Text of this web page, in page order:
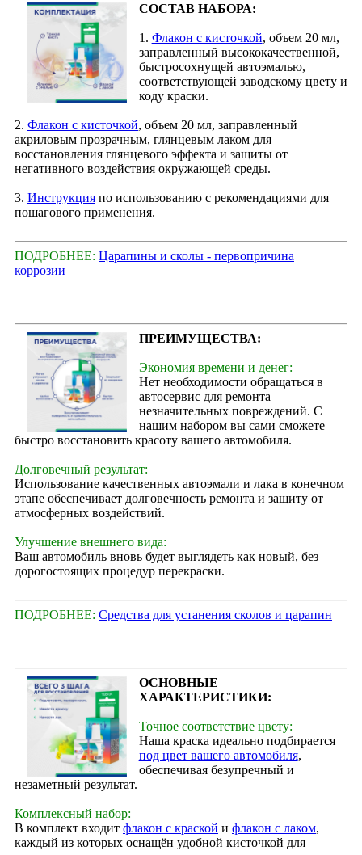
СОСТАВ НАБОРА:
1. Флакон с кисточкой, объем 20 мл,
заправленный высококачественной,
быстросохнущей автоэмалью,
соответствующей заводскому цвету и
коду краски.
2. Флакон с кисточкой, объем 20 мл, заправленный
акриловым прозрачным, глянцевым лаком для
восстановления глянцевого эффекта и защиты от
негативного воздействия окружающей среды.
3. Инструкция по использованию с рекомендациями для
пошагового применения.
ПОДРОБНЕЕ: Царапины и сколы - первопричина
коррозии
ПРЕИМУЩЕСТВА:
Экономия времени и денег:
Нет необходимости обращаться в
автосервис для ремонта
незначительных повреждений. С
нашим набором вы сами сможете
быстро восстановить красоту вашего автомобиля.
Долговечный результат:
Использование качественных автоэмали и лака в конечном
этапе обеспечивает долговечность ремонта и защиту от
атмосферных воздействий.
Улучшение внешнего вида:
Ваш автомобиль вновь будет выглядеть как новый, без
дорогостоящих процедур перекраски.
ПОДРОБНЕЕ: Средства для устанения сколов и царапин
ОСНОВНЫЕ
ХАРАКТЕРИСТИКИ:
Точное соответствие цвету:
Наша краска идеально подбирается
под цвет вашего автомобиля,
обеспечивая безупречный и
незаметный результат.
Комплексный набор:
В комплект входит флакон с краской и флакон с лаком,
каждый из которых оснащён удобной кисточкой для